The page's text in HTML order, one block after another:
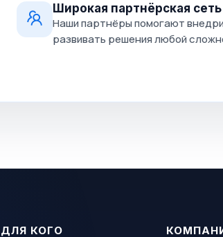
Широкая партнёрская сеть
Наши партнёры помогают
развивать решения любой
ДЛЯ КОГО